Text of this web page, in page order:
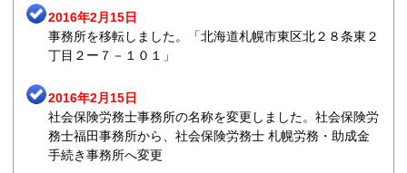
2016年2月15日
事務所を移転しました。「北海道札幌市東区北２８条東２
丁目２ー７－１０１」
2016年2月15日
社会保険労務士事務所の名称を変更しました。社会保険労
務士福田事務所から、社会保険労務士 札幌労務・助成金
手続き事務所へ変更